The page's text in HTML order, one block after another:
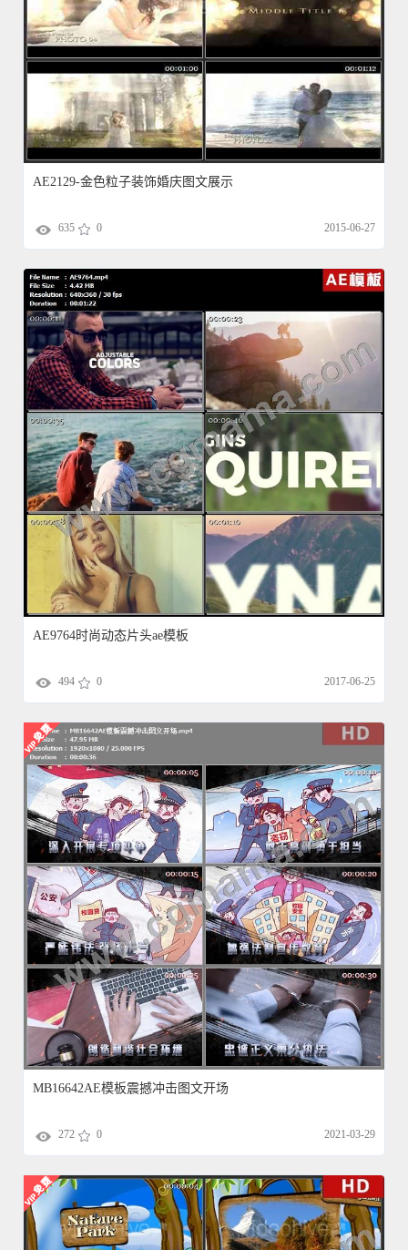
AE2129-金色粒子装饰婚庆图文展示
635 0 2015-06-27
AE9764时尚动态片头ae模板
494 0 2017-06-25
MB16642AE模板震撼冲击图文开场
272 0 2021-03-29